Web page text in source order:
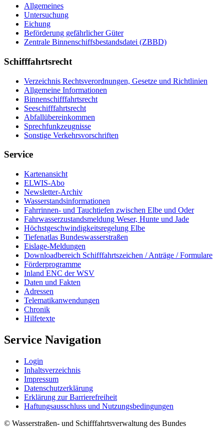
Allgemeines
Untersuchung
Eichung
Beförderung gefährlicher Güter
Zentrale Binnenschiffsbestandsdatei (ZBBD)
Schifffahrtsrecht
Verzeichnis Rechtsverordnungen, Gesetze und Richtlinien
Allgemeine Informationen
Binnenschifffahrtsrecht
Seeschifffahrtsrecht
Abfallübereinkommen
Sprechfunkzeugnisse
Sonstige Verkehrsvorschriften
Service
Kartenansicht
ELWIS-Abo
Newsletter-Archiv
Wasserstandsinformationen
Fahrrinnen- und Tauchtiefen zwischen Elbe und Oder
Fahrwasserzustandsmeldung Weser, Hunte und Jade
Höchstgeschwindigkeitsregelung Elbe
Tiefenatlas Bundeswasserstraßen
Eislage-Meldungen
Downloadbereich Schifffahrtszeichen / Anträge / Formulare
Förderprogramme
Inland ENC der WSV
Daten und Fakten
Adressen
Telematikanwendungen
Chronik
Hilfetexte
Service Navigation
Login
Inhaltsverzeichnis
Impressum
Datenschutzerklärung
Erklärung zur Barrierefreiheit
Haftungsausschluss und Nutzungsbedingungen
© Wasserstraßen- und Schifffahrtsverwaltung des Bundes